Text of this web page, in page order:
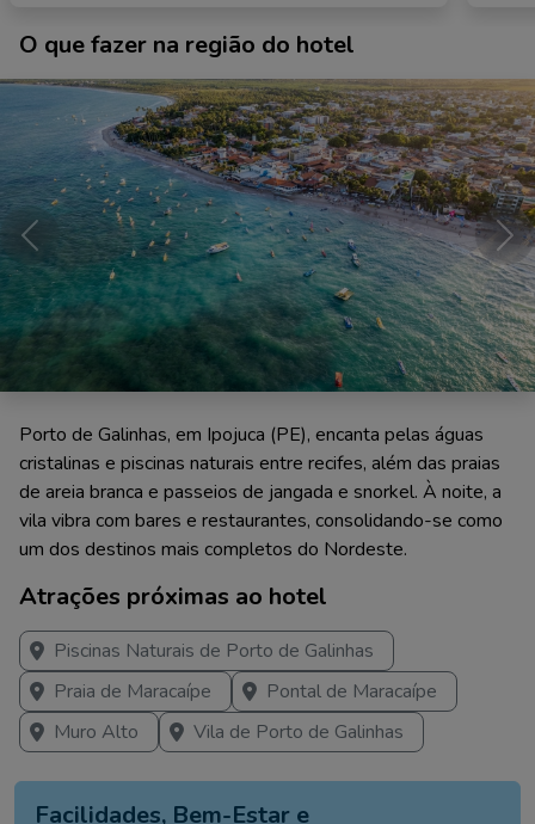
O que fazer na região do hotel
Anterior
Porto de Galinhas, em Ipojuca (PE), encanta pelas águas
cristalinas e piscinas naturais entre recifes, além das praias
de areia branca e passeios de jangada e snorkel. À noite, a
vila vibra com bares e restaurantes, consolidando-se como
um dos destinos mais completos do Nordeste.
Atrações próximas ao hotel
Piscinas Naturais de Porto de Galinhas
Praia de Maracaípe
Pontal de Maracaípe
Muro Alto
Vila de Porto de Galinhas
Facilidades, Bem-Estar e